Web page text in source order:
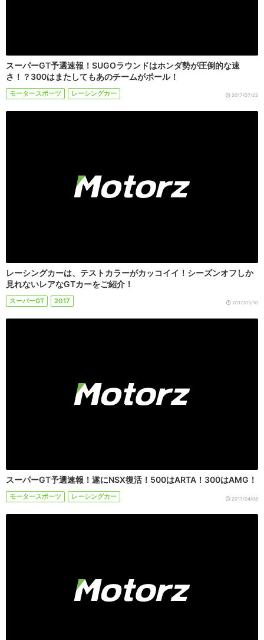
スーパーGT予選速報！SUGOラウンドはホンダ勢が圧倒的な速
さ！？300はまたしてもあのチームがポール！
モータースポーツ レーシングカー 2017/07/22
レーシングカーは、テストカラーがカッコイイ！シーズンオフしか
見れないレアなGTカーをご紹介！
スーパーGT 2017 2017/03/10
スーパーGT予選速報！遂にNSX復活！500はARTA！300はAMG！
モータースポーツ レーシングカー 2017/04/08